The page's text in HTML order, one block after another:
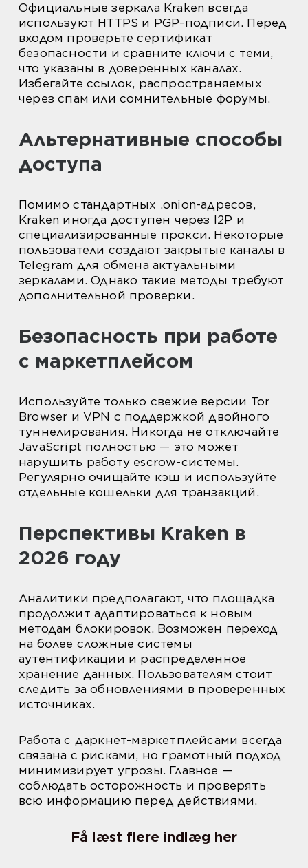
Официальные зеркала Kraken всегда
используют HTTPS и PGP-подписи. Перед
входом проверьте сертификат
безопасности и сравните ключи с теми,
что указаны в доверенных каналах.
Избегайте ссылок, распространяемых
через спам или сомнительные форумы.
Альтернативные способы
доступа
Помимо стандартных .onion-адресов,
Kraken иногда доступен через I2P и
специализированные прокси. Некоторые
пользователи создают закрытые каналы в
Telegram для обмена актуальными
зеркалами. Однако такие методы требуют
дополнительной проверки.
Безопасность при работе
с маркетплейсом
Используйте только свежие версии Tor
Browser и VPN с поддержкой двойного
туннелирования. Никогда не отключайте
JavaScript полностью — это может
нарушить работу escrow-системы.
Регулярно очищайте кэш и используйте
отдельные кошельки для транзакций.
Перспективы Kraken в
2026 году
Аналитики предполагают, что площадка
продолжит адаптироваться к новым
методам блокировок. Возможен переход
на более сложные системы
аутентификации и распределенное
хранение данных. Пользователям стоит
следить за обновлениями в проверенных
источниках.
Работа с даркнет-маркетплейсами всегда
связана с рисками, но грамотный подход
минимизирует угрозы. Главное —
соблюдать осторожность и проверять
всю информацию перед действиями.
Få læst flere indlæg her